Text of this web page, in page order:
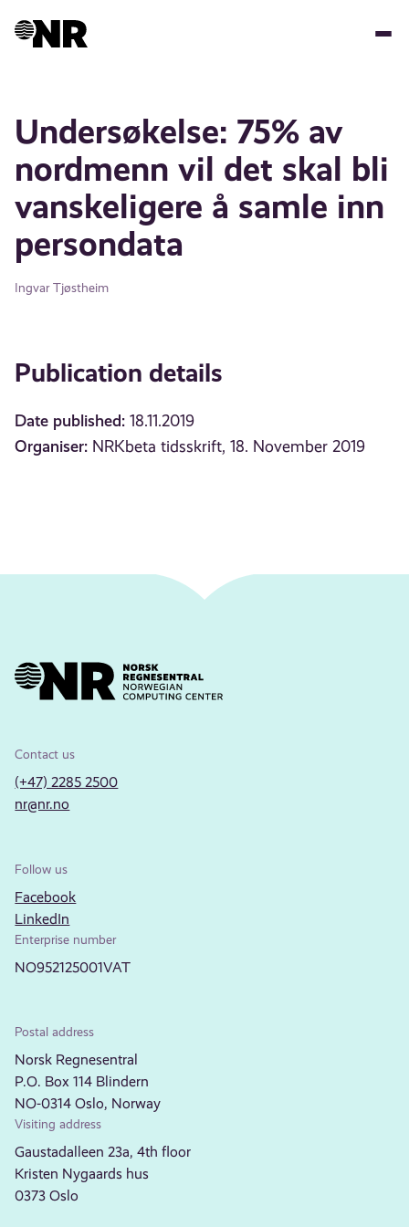
Undersøkelse: 75% av
nordmenn vil det skal bli
vanskeligere å samle inn
persondata
Ingvar Tjøstheim
Publication details
Date published: 18.11.2019
Organiser: NRKbeta tidsskrift, 18. November 2019
Contact us
(+47) 2285 2500
nr@nr.no
Follow us
Facebook
LinkedIn
Enterprise number
NO952125001VAT
Postal address
Norsk Regnesentral
P.O. Box 114 Blindern
NO-0314 Oslo, Norway
Visiting address
Gaustadalleen 23a, 4th floor
Kristen Nygaards hus
0373 Oslo